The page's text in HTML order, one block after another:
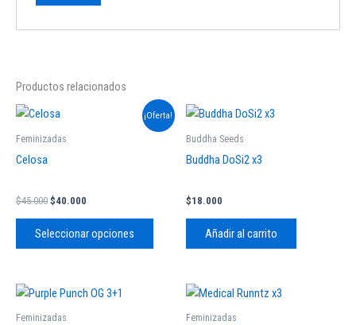
Productos relacionados
¡Oferta!
Feminizadas
Celosa
$45.000
El
original
$40.000
Seleccionar opciones
Este
producto
se
Buddha Seeds
Buddha DoSi2 x3
$18.000
Añadir al carrito
Feminizadas Feminizadas